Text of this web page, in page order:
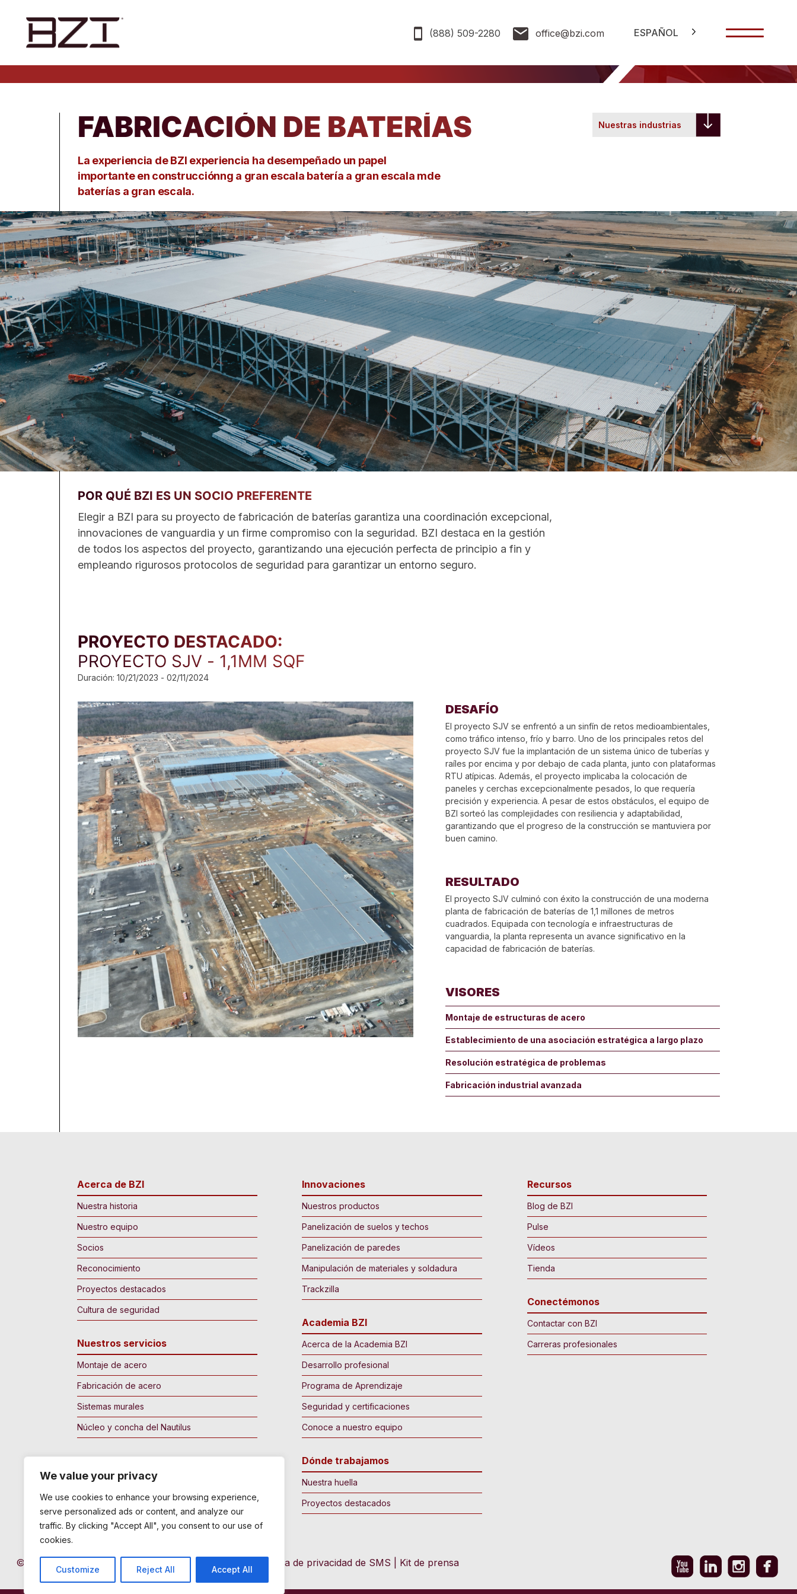
We value your privacy
We use cookies to enhance your browsing experience,
serve personalized ads or content, and analyze our
traffic. By clicking "Accept All", you consent to our use of
cookies.
Customize Reject All Accept All
ESPAÑOL
(888) 509-2280 office@bzi.com
FABRICACIÓN DE BATERÍAS
La experiencia de BZI experiencia ha desempeñado un papel
importanteen construcciónng a gran escala batería a gran escala mde
baterías a gran escala.
Nuestras industrias
POR QUÉ BZI ES UN SOCIO PREFERENTE
Elegir a BZI para su proyecto de fabricación de baterías garantiza una coordinación excepcional,
innovaciones de vanguardia y un firme compromiso con la seguridad. BZI destaca en la gestión
de todos los aspectos del proyecto, garantizando una ejecución perfecta de principio a fin y
empleando rigurosos protocolos de seguridad para garantizar un entorno seguro.
PROYECTO DESTACADO:
PROYECTO SJV - 1,1MM SQF
Duración: 10/21/2023 - 02/11/2024
DESAFÍO
El proyecto SJV se enfrentó a un sinfín de retos medioambientales,
como tráfico intenso, frío y barro. Uno de los principales retos del
proyecto SJV fue la implantación de un sistema único de tuberías y
raíles por encima y por debajo de cada planta, junto con plataformas
RTU atípicas. Además, el proyecto implicaba la colocación de
paneles y cerchas excepcionalmente pesados, lo que requería
precisión y experiencia. A pesar de estos obstáculos, el equipo de
BZI sorteó las complejidades con resiliencia y adaptabilidad,
garantizando que el progreso de la construcción se mantuviera por
buen camino.
RESULTADO
El proyecto SJV culminó con éxito la construcción de una moderna
planta de fabricación de baterías de 1,1 millones de metros
cuadrados. Equipada con tecnología e infraestructuras de
vanguardia, la planta representa un avance significativo en la
capacidad de fabricación de baterías.
VISORES
Montaje de estructuras de acero
Establecimiento de una asociación estratégica a largo plazo
Resolución estratégica de problemas
Fabricación industrial avanzada
Acerca de BZI
Nuestra historia
Nuestro equipo
Socios
Reconocimiento
Proyectos destacados
Cultura de seguridad
Nuestros servicios
Montaje de acero
Fabricación de acero
Sistemas murales
Núcleo y concha del Nautilus
Innovaciones
Nuestros productos
Panelización de suelos y techos
Panelización de paredes
Manipulación de materiales y soldadura
Trackzilla
Academia BZI
Acerca de la Academia BZI
Desarrollo profesional
Programa de Aprendizaje
Seguridad y certificaciones
Conoce a nuestro equipo
Dónde trabajamos
Nuestra huella
Proyectos destacados
Recursos
Blog de BZI
Pulse
Vídeos
Tienda
Conectémonos
Contactar con BZI
Carreras profesionales
© 2026 BZI Steel Política de privacidad de SMS Kit de prensa